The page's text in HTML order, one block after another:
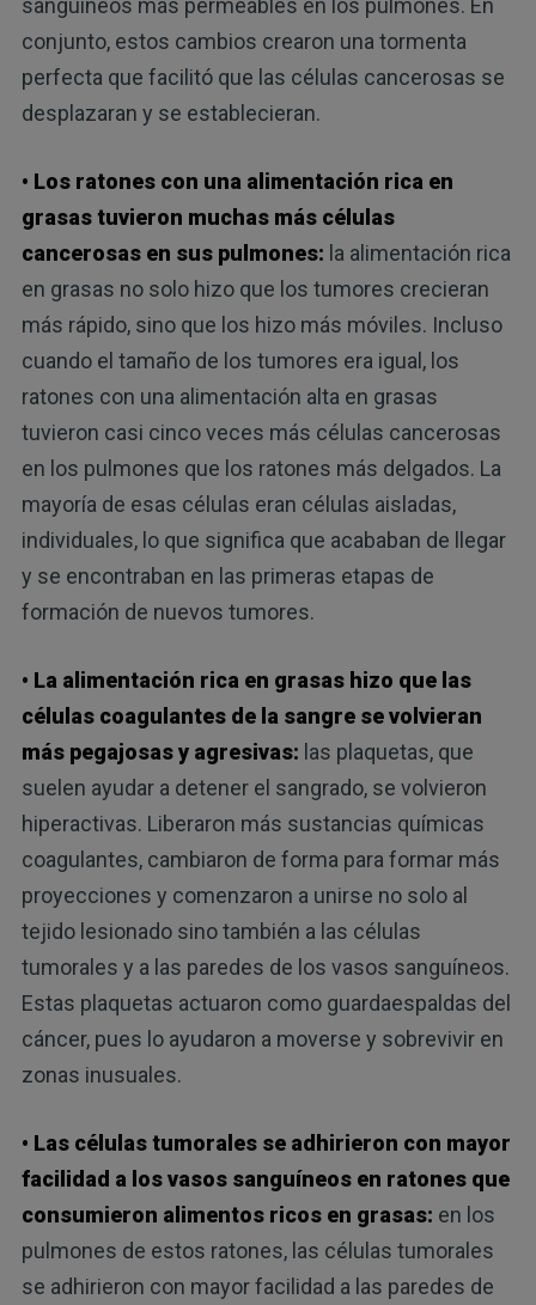
sanguíneos más permeables en los pulmones. En
conjunto, estos cambios crearon una tormenta
perfecta que facilitó que las células cancerosas se
desplazaran y se establecieran.
• Los ratones con una alimentación rica en
grasas tuvieron muchas más células
cancerosas en sus pulmones: la alimentación rica
en grasas no solo hizo que los tumores crecieran
más rápido, sino que los hizo más móviles. Incluso
cuando el tamaño de los tumores era igual, los
ratones con una alimentación alta en grasas
tuvieron casi cinco veces más células cancerosas
en los pulmones que los ratones más delgados. La
mayoría de esas células eran células aisladas,
individuales, lo que significa que acababan de llegar
y se encontraban en las primeras etapas de
formación de nuevos tumores.
• La alimentación rica en grasas hizo que las
células coagulantes de la sangre se volvieran
más pegajosas y agresivas: las plaquetas, que
suelen ayudar a detener el sangrado, se volvieron
hiperactivas. Liberaron más sustancias químicas
coagulantes, cambiaron de forma para formar más
proyecciones y comenzaron a unirse no solo al
tejido lesionado sino también a las células
tumorales y a las paredes de los vasos sanguíneos.
Estas plaquetas actuaron como guardaespaldas del
cáncer, pues lo ayudaron a moverse y sobrevivir en
zonas inusuales.
• Las células tumorales se adhirieron con mayor
facilidad a los vasos sanguíneos en ratones que
consumieron alimentos ricos en grasas: en los
pulmones de estos ratones, las células tumorales
se adhirieron con mayor facilidad a las paredes de